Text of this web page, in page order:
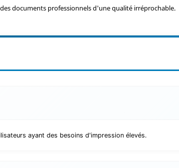
documents professionnels d'une qualité irréprochable.
ayant des besoins d'impression élevés.